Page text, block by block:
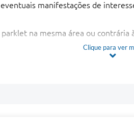
manifestações de
na mesma área ou
emitirá decisão final em
Decreto n° 2.750/2025 ou
Clique para ver